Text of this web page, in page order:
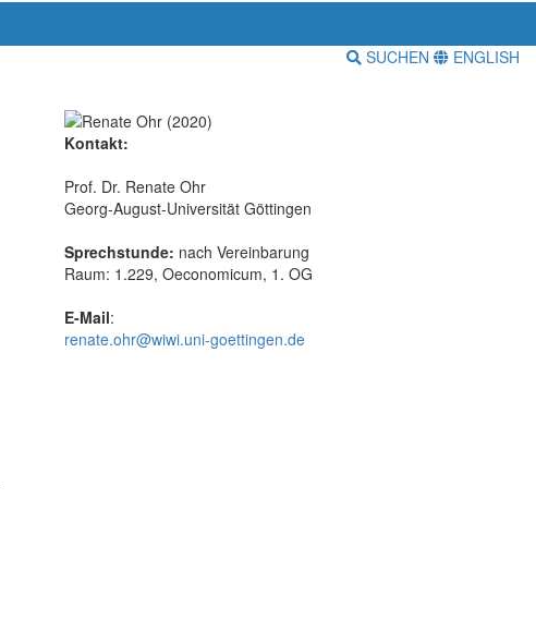
SUCHEN ENGLISH
Kontakt:
Prof. Dr. Renate Ohr
Georg-August-Universität Göttingen
Sprechstunde: nach Vereinbarung
Raum: 1.229, Oeconomicum, 1. OG
E-Mail:
renate.ohr@wiwi.uni-goettingen.de